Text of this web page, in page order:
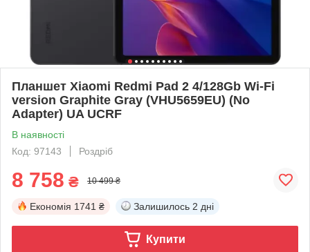
Планшет Xiaomi Redmi Pad 2 4/128Gb Wi-Fi
version Graphite Gray (VHU5659EU) (No
Adapter) UA UCRF
В наявності
Код: 97143
Роздріб
8 758 ₴ 10 499 ₴
Економія 1741 ₴ Залишилось 2 дні
Купити